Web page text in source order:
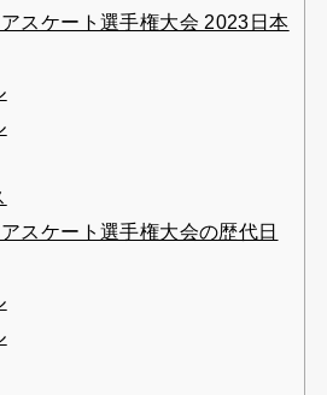
スケート選手権大会 2023日本
スケート選手権大会の歴代日